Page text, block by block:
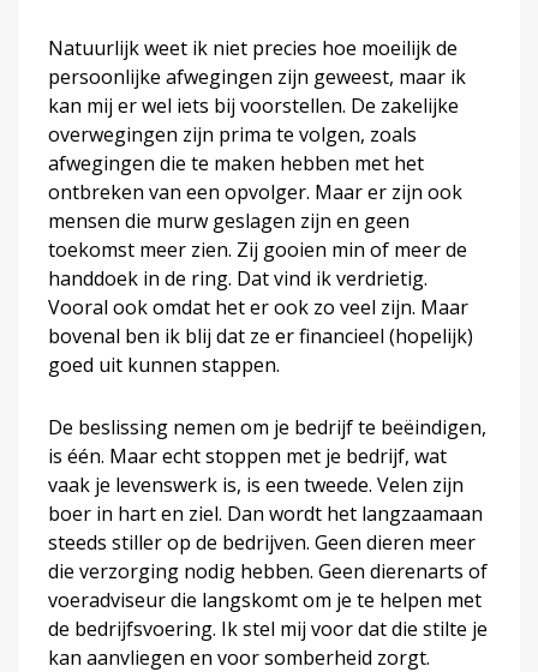
Natuurlijk weet ik niet precies hoe moeilijk de
persoonlijke afwegingen zijn geweest, maar ik
kan mij er wel iets bij voorstellen. De zakelijke
overwegingen zijn prima te volgen, zoals
afwegingen die te maken hebben met het
ontbreken van een opvolger. Maar er zijn ook
mensen die murw geslagen zijn en geen
toekomst meer zien. Zij gooien min of meer de
handdoek in de ring. Dat vind ik verdrietig.
Vooral ook omdat het er ook zo veel zijn. Maar
bovenal ben ik blij dat ze er financieel (hopelijk)
goed uit kunnen stappen.
De beslissing nemen om je bedrijf te beëindigen,
is één. Maar echt stoppen met je bedrijf, wat
vaak je levenswerk is, is een tweede. Velen zijn
boer in hart en ziel. Dan wordt het langzaamaan
steeds stiller op de bedrijven. Geen dieren meer
die verzorging nodig hebben. Geen dierenarts of
voeradviseur die langskomt om je te helpen met
de bedrijfsvoering. Ik stel mij voor dat die stilte je
kan aanvliegen en voor somberheid zorgt.